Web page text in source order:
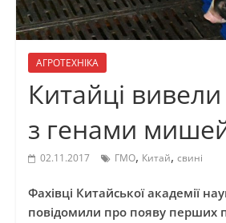
АГРОТЕХНІКА
Китайці
з генами
02.11.2017 ГМО, Китай, свині
Фахівці Китайської академії
повідомили про появу перших